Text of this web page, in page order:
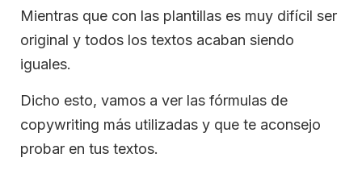
Mientras que con las plantillas es muy difícil ser
original y todos los textos acaban siendo
iguales.
Dicho esto, vamos a ver las fórmulas de
copywriting más utilizadas y que te aconsejo
probar en tus textos.